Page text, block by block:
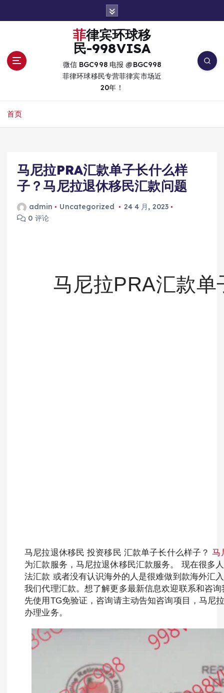
菲律宾环球移
民-998VISA
微信 BGC998 电报 @BGC998
菲律环球移民专营菲律宾市场近
20年！
首页
马尼拉PRA汇款单子长什么样
子？马尼拉退休移民汇款问题
admin Uncategorized
24 4 月, 2023
0 评论
马尼拉PRA汇款
马尼拉退休移民 投资移民 汇款单子长什么样子？马
为汇款服务，马尼拉退休移民汇款服务。 现在很多
法汇款 或者没有认识海外的人是很难做到款海外汇
我们代理汇款。想了解更多最新信息欢迎联系和咨
先使用TG免验证，咨询请主动告知咨询项目，马尼
办理业务。